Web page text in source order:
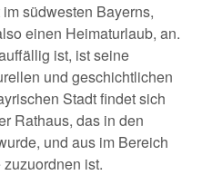
südwesten Bayerns,
einen Heimaturlaub, an.
ist, ist seine
und geschichtlichen
Stadt findet sich
Rathaus, das in den
und aus im Bereich
ist.